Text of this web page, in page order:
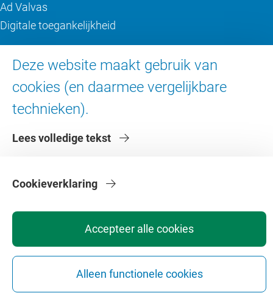
Deze website maakt gebruik van
cookies (en daarmee vergelijkbare
technieken).
Lees volledige tekst
Accepteer alle cookies
Alleen functionele cookies
Cookieverklaring
Ad Valvas
Digitale toegankelijkheid
Over de VU
Contact en route
Werken bij de VU
PrivacyDisclaimerVeiligheidWebcolofonCookie instellingen
Copyright © 2026 - Vrije Universiteit Amsterdam